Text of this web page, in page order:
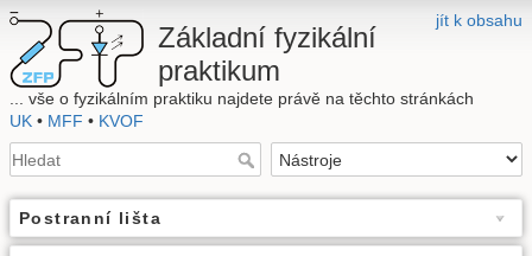
jít k obsahu
Základní fyzikální
praktikum
... vše o fyzikálním praktiku najdete právě na těchto stránkách
UK • MFF • KVOF
Postranní lišta